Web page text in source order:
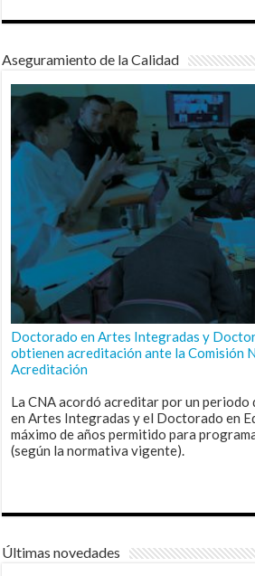
Aseguramiento de la Calidad
Doctorado en Artes Integradas y
obtienen acreditación ante la Comisión
Acreditación
La CNA acordó acreditar por un
en Artes Integradas y el Doctorado en
máximo de años permitido para
(según la normativa vigente).
Últimas novedades